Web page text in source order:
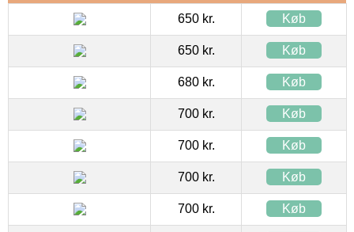
650 kr. Køb
650 kr. Køb
680 kr. Køb
700 kr. Køb
700 kr. Køb
700 kr. Køb
700 kr. Køb